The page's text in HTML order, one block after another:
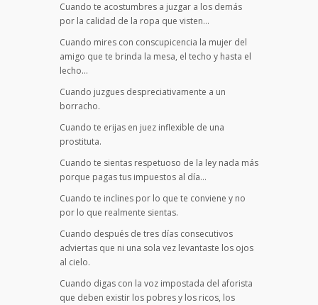
Cuando te acostumbres a juzgar a los demás
por la calidad de la ropa que visten…
Cuando mires con conscupicencia la mujer del
amigo que te brinda la mesa, el techo y hasta el
lecho…
Cuando juzgues despreciativamente a un
borracho.
Cuando te erijas en juez inflexible de una
prostituta.
Cuando te sientas respetuoso de la ley nada más
porque pagas tus impuestos al día…
Cuando te inclines por lo que te conviene y no
por lo que realmente sientas.
Cuando después de tres días consecutivos
adviertas que ni una sola vez levantaste los ojos
al cielo.
Cuando digas con la voz impostada del aforista
que deben existir los pobres y los ricos, los